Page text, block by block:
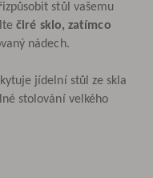
stůl vašemu
čiré sklo, zatímco
nádech.
jídelní stůl ze skla
stolování velkého